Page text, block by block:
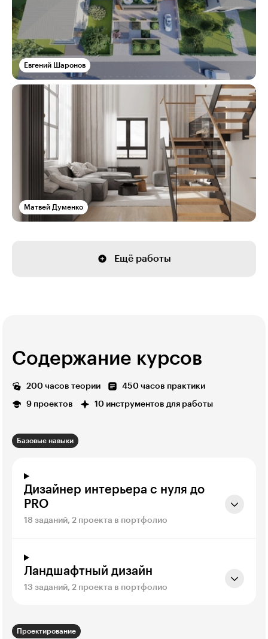
Евгений Шаронов
Матвей Думенко
Ещё работы
Содержание курсов
200 часов теории 450 часов практики
9 проектов 10 инструментов для работы
Базовые навыки
Дизайнер интерьера с нуля до
PRO
18 заданий, 2 проекта в портфолио
Ландшафтный дизайн
13 заданий, 2 проекта в портфолио
Проектирование